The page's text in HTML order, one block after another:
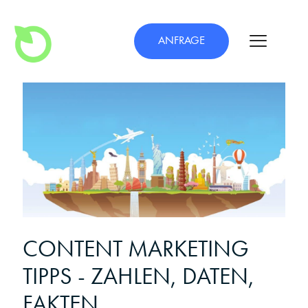
ANFRAGE
CONTENT MARKETING
TIPPS - ZAHLEN, DATEN,